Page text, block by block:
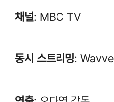
채널: MBC TV
동시 스트리밍: Wavve